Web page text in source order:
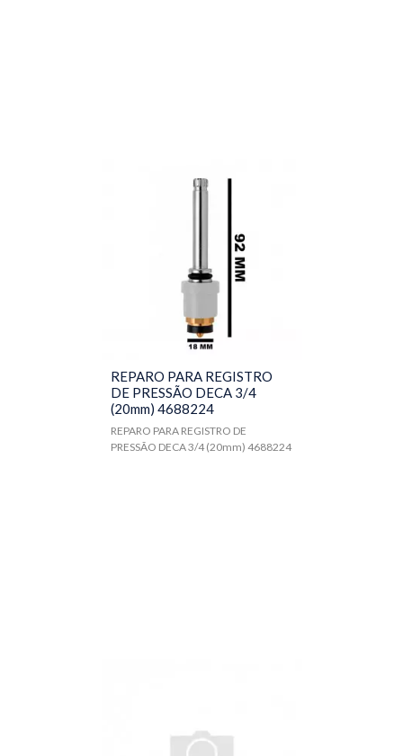
REPARO PARA REGISTRO
DE PRESSÃO DECA 3/4
(20mm) 4688224
REPARO PARA REGISTRO DE
PRESSÃO DECA 3/4 (20mm) 4688224